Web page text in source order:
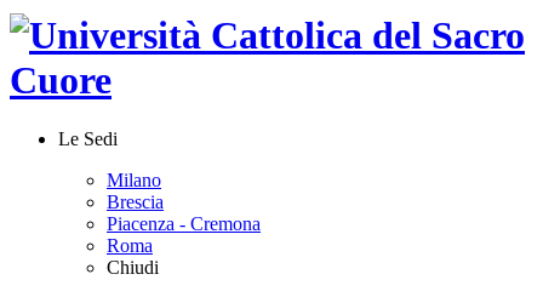
Le Sedi
Milano
Brescia
Piacenza - Cremona
Roma
Chiudi